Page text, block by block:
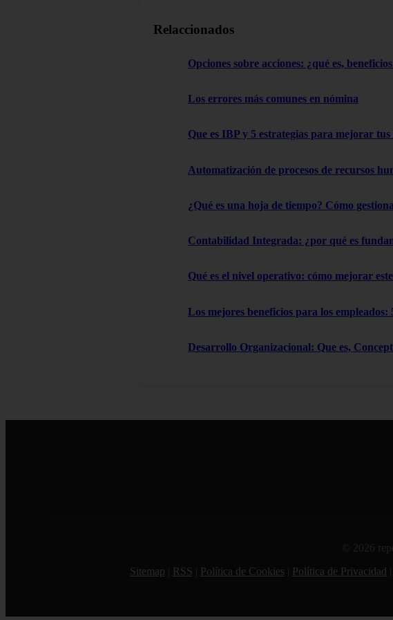
Relaccionados
Opciones sobre acciones: ¿qué es,
Los errores más comunes en nómina
Que es IBP y 5 estrategias para mejorar tus
Automatización de procesos de recursos
¿Qué es una hoja de tiempo? Cómo
Contabilidad Integrada: ¿por qué es
Qué es el nivel operativo: cómo mejorar
Los mejores beneficios para los
Desarrollo Organizacional: Que es,
© 2026
Sitemap
RSS Política de Cookies Política de Privacidad